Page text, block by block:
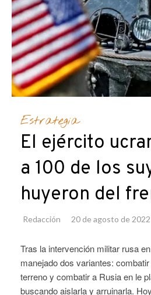
Estrategia
El ejército
a 100 de los
huyeron del
Redacción 20 de agosto de 2022
Tras la intervención militar rusa
manejado dos variantes:
terreno y combatir a Rusia en le
buscando aislarla y arruinarla.